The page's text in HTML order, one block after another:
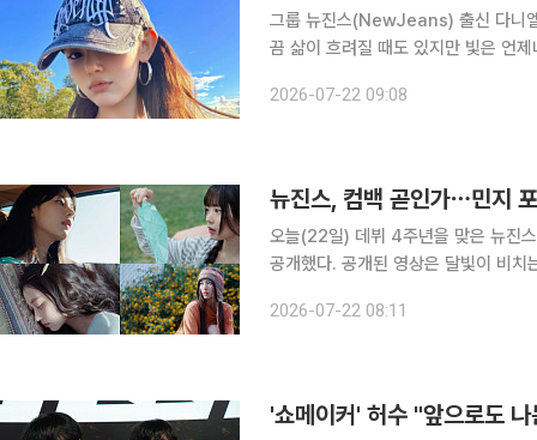
그룹 뉴진스(NewJeans) 출신 다니엘이 근황을 전했다. 다니
끔 삶이 흐려질 때도 있지만 빛은 언
다. 이는 자신의 데뷔 4주년을 축하
2026-07-22 09:08
뉴진스, 컴백 곧인가⋯민지
오늘(22일) 데뷔 4주년을 맞은 뉴진
공개했다. 공개된 영상은 달빛이 비치는 선선한 여름밤, 멤버 민지를 시작으로 하나둘씩 모이는 멤
인 필름 4종도 더해졌다. 민지, 하니,
2026-07-22 08:11
'쇼메이커' 허수 "앞으로도